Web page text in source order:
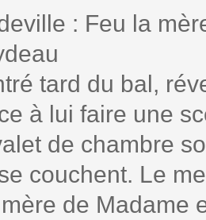
: Feu la
tard du bal,
à lui faire une
de chambre
couchent. Le
de